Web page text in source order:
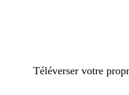
Téléverser votre